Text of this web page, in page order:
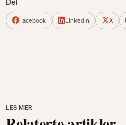
Facebook LinkedIn X
LES MER